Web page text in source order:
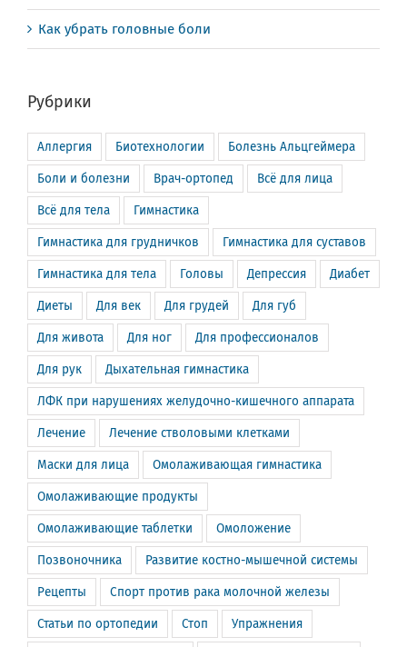
Как убрать головные боли
Рубрики
Аллергия Биотехнологии Болезнь Альцгеймера
Боли и болезни Врач-ортопед Всё для лица
Всё для тела Гимнастика
Гимнастика для грудничков Гимнастика для суставов
Гимнастика для тела Головы Депрессия Диабет
Диеты Для век Для грудей Для губ
Для живота Для ног Для профессионалов
Для рук Дыхательная гимнастика
ЛФК при нарушениях желудочно-кишечного аппарата
Лечение Лечение стволовыми клетками
Маски для лица Омолаживающая гимнастика
Омолаживающие продукты
Омолаживающие таблетки Омоложение
Позвоночника Развитие костно-мышечной системы
Рецепты Спорт против рака молочной железы
Статьи по ортопедии Стоп Упражнения